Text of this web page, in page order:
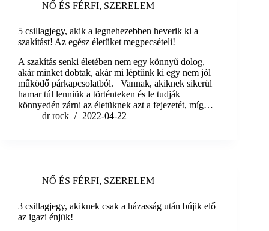
NŐ ÉS FÉRFI, SZERELEM
5 csillagjegy, akik a legnehezebben heverik ki a
szakítást! Az egész életüket megpecsételi!
A szakítás senki életében nem egy könnyű dolog,
akár minket dobtak, akár mi léptünk ki egy nem jól
működő párkapcsolatból. Vannak, akiknek sikerül
hamar túl lenniük a történteken és le tudják
könnyedén zárni az életüknek azt a fejezetét, míg…
dr rock
2022-04-22
NŐ ÉS FÉRFI, SZERELEM
3 csillagjegy, akiknek csak a házasság után bújik elő
az igazi énjük!